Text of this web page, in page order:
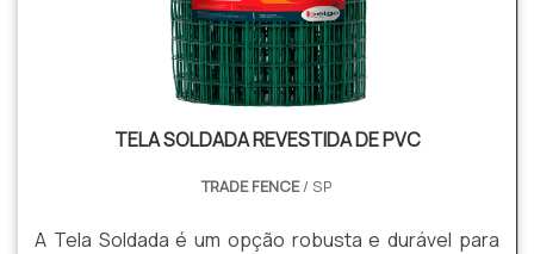
TELA SOLDADA REVESTIDA DE PVC
TRADE FENCE/ SP
A Tela Soldada é um opção robusta e durável para